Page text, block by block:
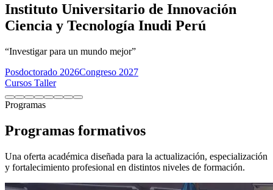
Instituto Universitario de Innovación
Ciencia y Tecnología Inudi Perú
“Investigar para un mundo mejor”
Posdoctorado 2026Congreso 2027
Cursos Taller
Programas
Programas formativos
Una oferta académica diseñada para la actualización, especialización
y fortalecimiento profesional en distintos niveles de formación.